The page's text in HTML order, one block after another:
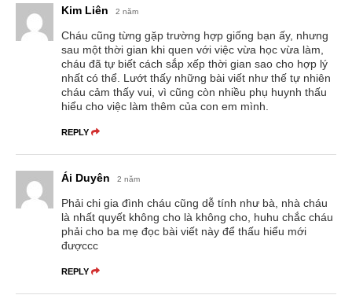
Kim Liên 2 năm
Cháu cũng từng gặp trường hợp giống bạn ấy, nhưng
sau một thời gian khi quen với việc vừa học vừa làm,
cháu đã tự biết cách sắp xếp thời gian sao cho hợp lý
nhất có thể. Lướt thấy những bài viết như thế tự nhiên
cháu cảm thấy vui, vì cũng còn nhiều phụ huynh thấu
hiểu cho việc làm thêm của con em mình.
REPLY
Ái Duyên 2 năm
Phải chi gia đình cháu cũng dễ tính như bà, nhà cháu
là nhất quyết không cho là không cho, huhu chắc cháu
phải cho ba mẹ đọc bài viết này để thấu hiểu mới
đượccc
REPLY